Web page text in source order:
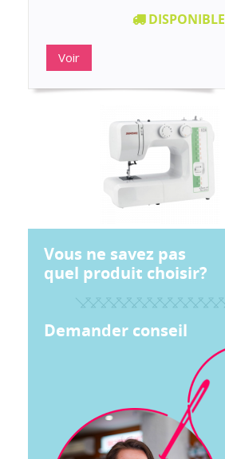
DISPONIBLE
Voir
Vous ne savez pas
quel produit choisir?
Demander conseil